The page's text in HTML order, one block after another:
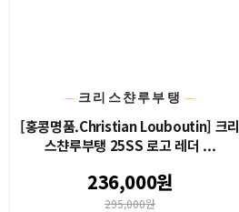
크리스챤루부탱
[홍콩명품.Christian Louboutin] 크리
스챤루부탱 25SS 로고 레더 ...
236,000원
295,000원